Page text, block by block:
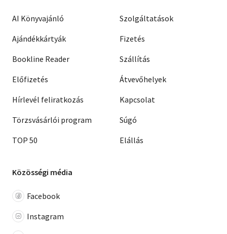
AI Könyvajánló
Ajándékkártyák
Bookline Reader
Előfizetés
Hírlevél feliratkozás
Törzsvásárlói program
TOP 50
Szolgáltatások
Fizetés
Szállítás
Átvevőhelyek
Kapcsolat
Súgó
Elállás
Közösségi média
Facebook
Instagram